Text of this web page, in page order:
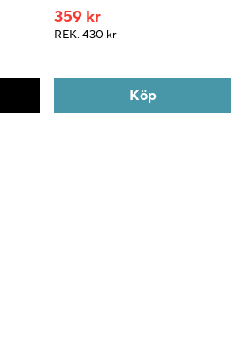
359 kr
REK. 430 kr
Köp